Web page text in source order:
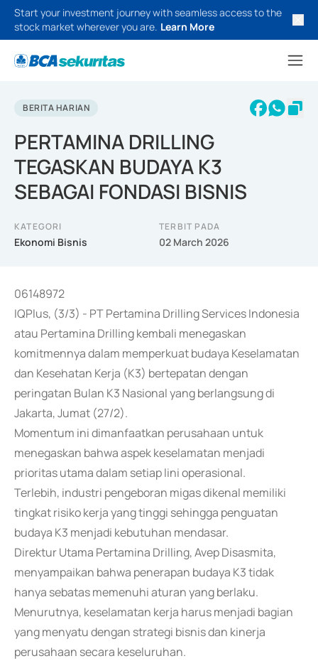
Start your investment journey with seamless access to the
stock market wherever you are. Learn More
BERITA HARIAN
PERTAMINA DRILLING
TEGASKAN BUDAYA K3
SEBAGAI FONDASI BISNIS
KATEGORI
Ekonomi Bisnis
TERBIT PADA
02 March 2026
06148972
IQPlus, (3/3) - PT Pertamina Drilling Services Indonesia
atau Pertamina Drilling kembali menegaskan
komitmennya dalam memperkuat budaya Keselamatan
dan Kesehatan Kerja (K3) bertepatan dengan
peringatan Bulan K3 Nasional yang berlangsung di
Jakarta, Jumat (27/2).
Momentum ini dimanfaatkan perusahaan untuk
menegaskan bahwa aspek keselamatan menjadi
prioritas utama dalam setiap lini operasional.
Terlebih, industri pengeboran migas dikenal memiliki
tingkat risiko kerja yang tinggi sehingga penguatan
budaya K3 menjadi kebutuhan mendasar.
Direktur Utama Pertamina Drilling, Avep Disasmita,
menyampaikan bahwa penerapan budaya K3 tidak
hanya sebatas memenuhi aturan yang berlaku.
Menurutnya, keselamatan kerja harus menjadi bagian
yang menyatu dengan strategi bisnis dan kinerja
perusahaan secara keseluruhan.